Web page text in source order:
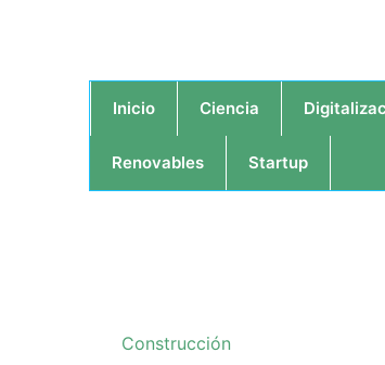
Inicio Ciencia
Renovables Startup
Construcción